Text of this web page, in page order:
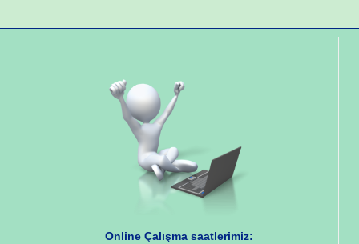
Online Çalışma saatlerimiz: